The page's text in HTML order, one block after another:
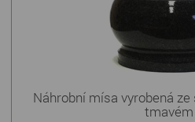
Náhrobní mísa vyrobená
tmavém